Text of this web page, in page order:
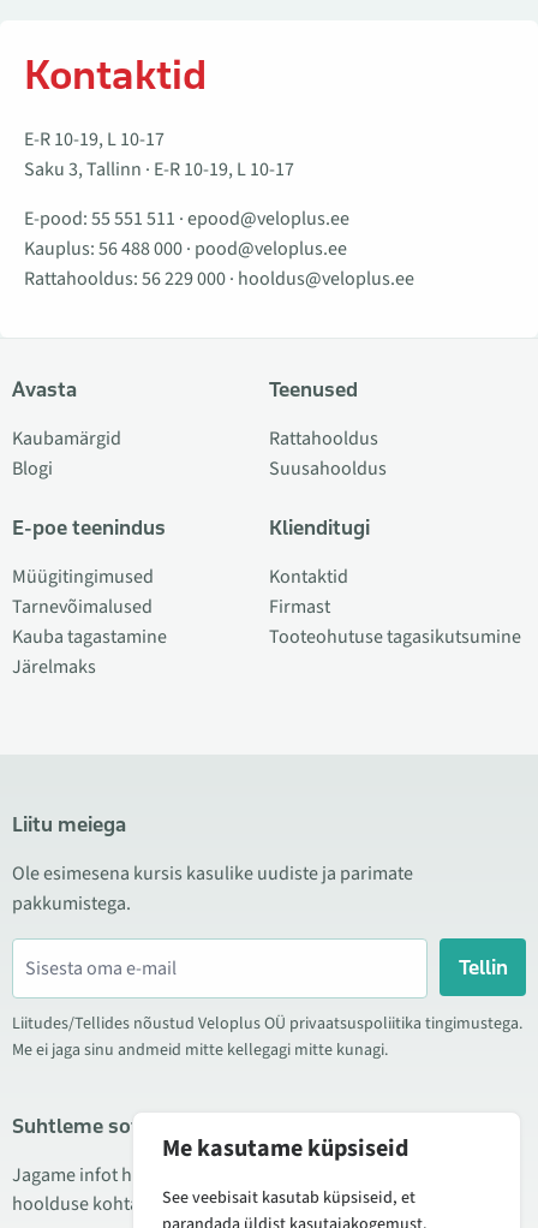
Kontaktid
E-R 10-19, L 10-17
Saku 3, Tallinn · E-R 10-19, L 10-17
E-pood:55 551 511 ·epood@veloplus.ee
Kauplus:56 488 000· pood@veloplus.ee
Rattahooldus:56 229 000· hooldus@veloplus.ee
Avasta
Kaubamärgid
Blogi
E-poe teenindus
Müügitingimused
Tarnevõimalused
Kauba tagastamine
Järelmaks
Teenused
Rattahooldus
Suusahooldus
Klienditugi
Kontaktid
Firmast
Tooteohutuse tagasikutsumine
Liitu meiega
Ole esimesena kursis kasulike uudiste ja parimate
pakkumistega.
Tellin
Liitudes/Tellides nõustud Veloplus OÜ privaatsuspoliitika tingimustega.
Me ei jaga sinu andmeid mitte kellegagi mitte kunagi.
Suhtleme sotsiaalmeedias
Jagame infot hea hinna kampaaniate, uute toodete ning
hoolduse kohta. Mõnikord teeme ka tooteülevaateid.
Me kasutame küpsiseid
See veebisait kasutab küpsiseid, et